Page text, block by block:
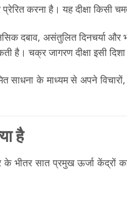
करना है। यह दीक्षा किसी
दबाव, असंतुलित दिनचर्या
है। चक्र जागरण दीक्षा इसी
साधना के माध्यम से अपने
है
के भीतर सात प्रमुख ऊर्जा केंद्रों